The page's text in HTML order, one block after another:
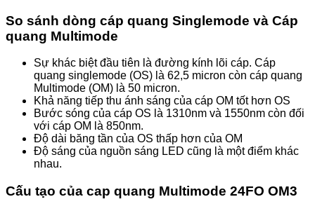
So sánh dòng cáp quang Singlemode và Cáp
quang Multimode
Sự khác biệt đầu tiên là đường kính lõi cáp. Cáp
quang singlemode (OS) là 62,5 micron còn cáp quang
Multimode (OM) là 50 micron.
Khả năng tiếp thu ánh sáng của cáp OM tốt hơn OS
Bước sóng của cáp OS là 1310nm và 1550nm còn đối
với cáp OM là 850nm.
Độ dài băng tần của OS thấp hơn của OM
Độ sáng của nguồn sáng LED cũng là một điểm khác
nhau.
Cấu tạo của cap quang Multimode 24FO OM3